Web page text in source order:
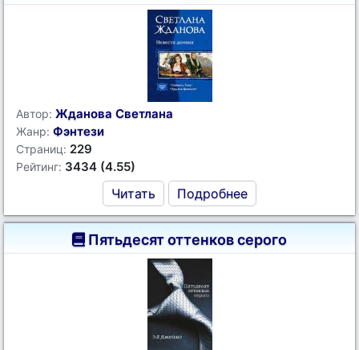
Автор: Жданова Светлана
Жанр: Фэнтези
Страниц: 229
Рейтинг: 3434 (4.55)
Читать Подробнее
Пятьдесят оттенков серого